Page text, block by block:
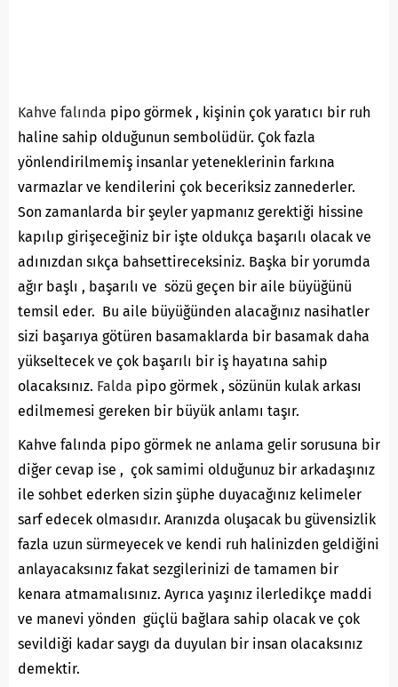
Kahve falında pipo görmek , kişinin çok yaratıcı bir ruh
haline sahip olduğunun sembolüdür. Çok fazla
yönlendirilmemiş insanlar yeteneklerinin farkına
varmazlar ve kendilerini çok beceriksiz zannederler.
Son zamanlarda bir şeyler yapmanız gerektiği hissine
kapılıp girişeceğiniz bir işte oldukça başarılı olacak ve
adınızdan sıkça bahsettireceksiniz. Başka bir yorumda
ağır başlı , başarılı ve sözü geçen bir aile büyüğünü
temsil eder. Bu aile büyüğünden alacağınız nasihatler
sizi başarıya götüren basamaklarda bir basamak daha
yükseltecek ve çok başarılı bir iş hayatına sahip
olacaksınız. Falda pipo görmek , sözünün kulak arkası
edilmemesi gereken bir büyük anlamı taşır.
Kahve falında pipo görmek ne anlama gelir sorusuna bir
diğer cevap ise , çok samimi olduğunuz bir arkadaşınız
ile sohbet ederken sizin şüphe duyacağınız kelimeler
sarf edecek olmasıdır. Aranızda oluşacak bu güvensizlik
fazla uzun sürmeyecek ve kendi ruh halinizden geldiğini
anlayacaksınız fakat sezgilerinizi de tamamen bir
kenara atmamalısınız. Ayrıca yaşınız ilerledikçe maddi
ve manevi yönden güçlü bağlara sahip olacak ve çok
sevildiği kadar saygı da duyulan bir insan olacaksınız
demektir.